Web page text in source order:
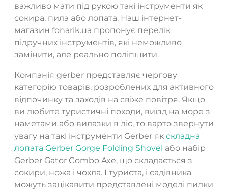
важливо мати під рукою такі інструменти як
сокира, пила або лопата. Наш інтернет-
магазин fonarik.ua пропонує перелік
підручних інструментів, які неможливо
замінити, але реально поліпшити.
Компанія gerber представляє чергову
категорію товарів, розроблених для активного
відпочинку та заходів на свіже повітря. Якщо
ви любите туристичні походи, виїзд на море з
наметами або вилазки в ліс, то варто звернути
увагу на такі інструменти Gerber як складна
лопата Gerber Gorge Folding Shovel або набір
Gerber Gator Combo Axe, що складається з
сокири, ножа і чохла. І туриста, і садівника
можуть зацікавити представлені моделі пилки